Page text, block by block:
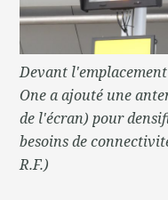
Devant
One a ajouté une
de l'écran) pour
besoins de
R.F.)